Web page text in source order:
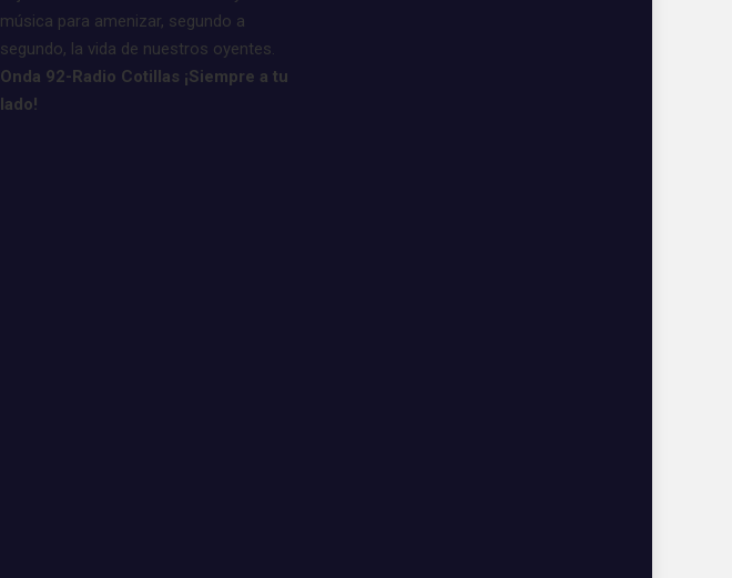
música para amenizar, segundo a
segundo, la vida de nuestros oyentes.
Onda 92-Radio Cotillas ¡Siempre a tu
lado!